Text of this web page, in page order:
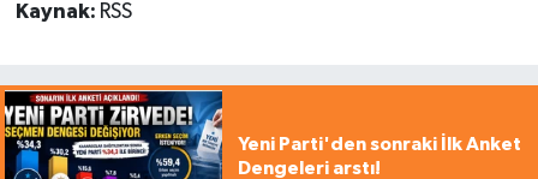
Kaynak: RSS
Yeni Parti'den sonraki İlk Anket
Dengeleri arstı!